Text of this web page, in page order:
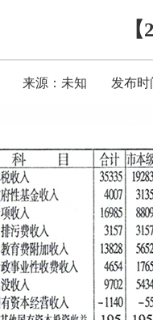
来源：未知 发布时